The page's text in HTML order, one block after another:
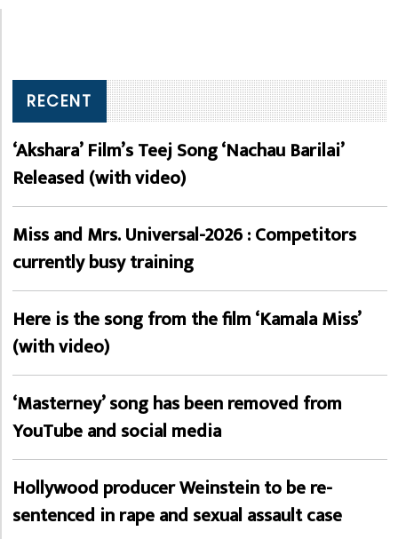
RECENT
‘Akshara’ Film’s Teej Song ‘Nachau Barilai’
Released (with video)
Miss and Mrs. Universal-2026 : Competitors
currently busy training
Here is the song from the film ‘Kamala Miss’
(with video)
‘Masterney’ song has been removed from
YouTube and social media
Hollywood producer Weinstein to be re-
sentenced in rape and sexual assault case